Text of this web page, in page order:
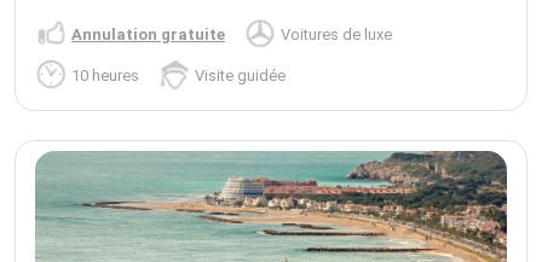
Annulation gratuite Voitures de luxe
10 heures Visite guidée